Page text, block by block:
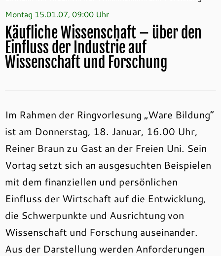
Montag 15.01.07, 09:00 Uhr
Käufliche Wissenschaft – über den
Einfluss der Industrie auf
Wissenschaft und Forschung
Im Rahmen der Ringvorlesung „Ware Bildung“
ist am Donnerstag, 18. Januar, 16.00 Uhr,
Reiner Braun zu Gast an der Freien Uni. Sein
Vortag setzt sich an ausgesuchten Beispielen
mit dem finanziellen und persönlichen
Einfluss der Wirtschaft auf die Entwicklung,
die Schwerpunkte und Ausrichtung von
Wissenschaft und Forschung auseinander.
Aus der Darstellung werden Anforderungen